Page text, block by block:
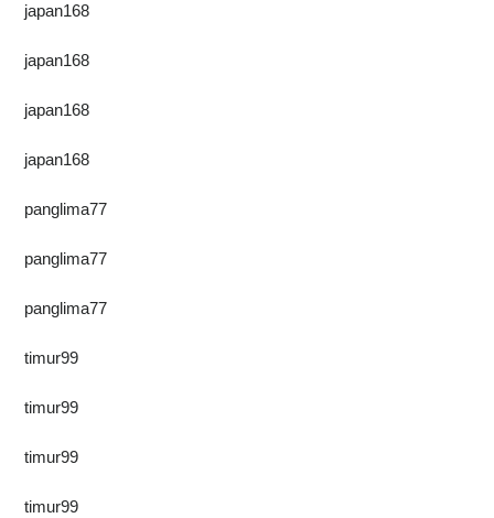
japan168
japan168
japan168
japan168
panglima77
panglima77
panglima77
timur99
timur99
timur99
timur99